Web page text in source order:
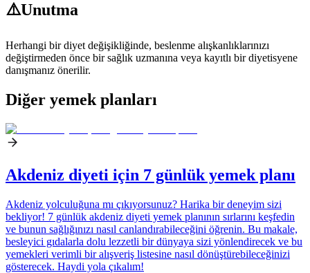
⚠️Unutma
Herhangi bir diyet değişikliğinde, beslenme alışkanlıklarınızı
değiştirmeden önce bir sağlık uzmanına veya kayıtlı bir diyetisyene
danışmanız önerilir.
Diğer yemek planları
Akdeniz diyeti için 7 günlük yemek planı
Akdeniz yolculuğuna mı çıkıyorsunuz? Harika bir deneyim sizi
bekliyor! 7 günlük akdeniz diyeti yemek planının sırlarını keşfedin
ve bunun sağlığınızı nasıl canlandırabileceğini öğrenin. Bu makale,
besleyici gıdalarla dolu lezzetli bir dünyaya sizi yönlendirecek ve bu
yemekleri verimli bir alışveriş listesine nasıl dönüştürebileceğinizi
gösterecek. Haydi yola çıkalım!